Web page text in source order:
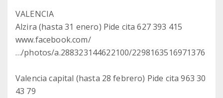
VALENCIA
Alzira (hasta 31 enero) Pide cita 627 393 415
www.facebook.com/
…/photos/a.288323144622100/2298163516971376
Valencia capital (hasta 28 febrero) Pide cita 963 30
43 79